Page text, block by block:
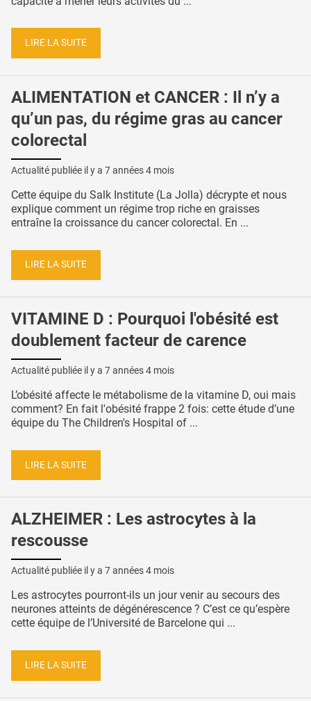
LIRE LA SUITE
ALIMENTATION et CANCER : Il n’y a
qu’un pas, du régime gras au cancer
colorectal
Actualité publiée il y a 7 années 4 mois
Cette équipe du Salk Institute (La Jolla) décrypte et nous
explique comment un régime trop riche en graisses
entraîne la croissance du cancer colorectal. En ...
LIRE LA SUITE
VITAMINE D : Pourquoi l'obésité est
doublement facteur de carence
Actualité publiée il y a 7 années 4 mois
L’obésité affecte le métabolisme de la vitamine D, oui mais
comment? En fait l'obésité frappe 2 fois: cette étude d’une
équipe du The Children's Hospital of ...
LIRE LA SUITE
ALZHEIMER : Les astrocytes à la
rescousse
Actualité publiée il y a 7 années 4 mois
Les astrocytes pourront-ils un jour venir au secours des
neurones atteints de dégénérescence ? C’est ce qu’espère
cette équipe de l’Université de Barcelone qui ...
LIRE LA SUITE